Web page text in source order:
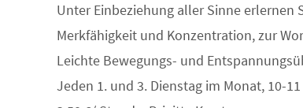
Unter Einbeziehung aller Sinne
Merkfähigkeit und Konzentration, zur
Leichte Bewegungs- und
Jeden 1. und 3. Dienstag im Monat, 10-